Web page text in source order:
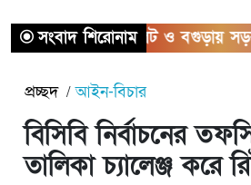
সংবাদ শিরোনাম
সিলেট ও বগুড়ায় সড়ক
প্রচ্ছদ আইন-বিচার
বিসিবি নির্বাচনের
তালিকা চ্যালেঞ্জ করে